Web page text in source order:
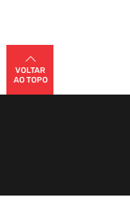
VOLTAR
AO TOPO